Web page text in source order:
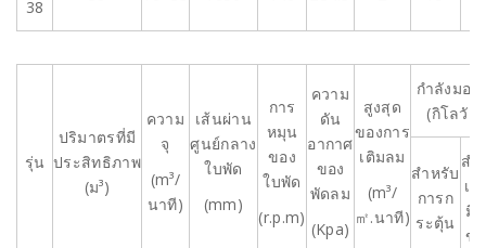
38
รุ่น
ปริมาตรที่มี
ประสิทธิภาพ
(ม³)
ความ
จุ
(m³/
นาที)
เส้นผ่าน
ศูนย์กลาง
ใบพัด
(mm)
การ
หมุน
ของ
ใบพัด
(r.p.m)
ความ
ดัน
อากาศ
ของ
พัดลม
(Kpa)
สูงสุด
ของการ
เติมลม
(m³/
㎡.นาที)
กำลังมอเ
(กิโลวัต
สำหรับ
การก
ระตุ้น
สำ
เค
มื
ข้